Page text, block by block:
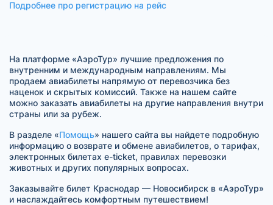
Подробнее про регистрацию на рейс
На платформе «АэроТур» лучшие предложения по
внутренним и международным направлениям. Мы
продаем авиабилеты напрямую от перевозчика без
наценок и скрытых комиссий. Также на нашем сайте
можно заказать авиабилеты на другие направления внутри
страны или за рубеж.
В разделе «Помощь» нашего сайта вы найдете подробную
информацию о возврате и обмене авиабилетов, о тарифах,
электронных билетах e-ticket, правилах перевозки
животных и других популярных вопросах.
Заказывайте билет Краснодар — Новосибирск в «АэроТур»
и наслаждайтесь комфортным путешествием!